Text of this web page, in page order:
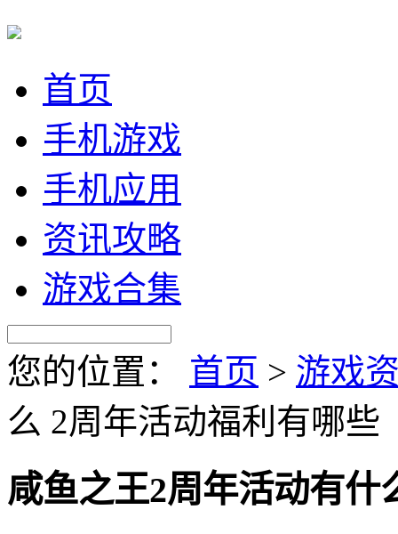
首页
手机游戏
手机应用
资讯攻略
游戏合集
您的位置： 首页 > 游戏
么 2周年活动福利有哪些
咸鱼之王2周年活动有什